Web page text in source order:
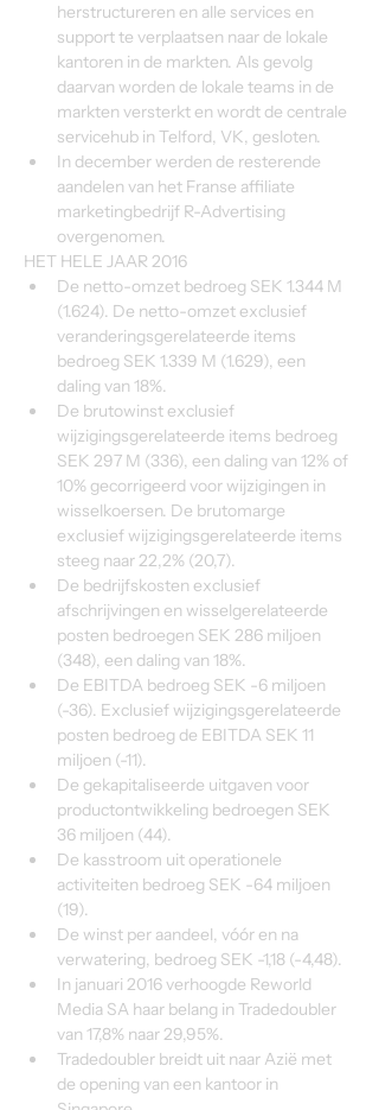
herstructureren en alle services en
support te verplaatsen naar de lokale
kantoren in de markten. Als gevolg
daarvan worden de lokale teams in de
markten versterkt en wordt de centrale
servicehub in Telford, VK, gesloten.
In december werden de resterende
aandelen van het Franse affiliate
marketingbedrijf R-Advertising
overgenomen.
HET HELE JAAR 2016
De netto-omzet bedroeg SEK 1.344 M
(1.624). De netto-omzet exclusief
veranderingsgerelateerde items
bedroeg SEK 1.339 M (1.629), een
daling van 18%.
De brutowinst exclusief
wijzigingsgerelateerde items bedroeg
SEK 297 M (336), een daling van 12% of
10% gecorrigeerd voor wijzigingen in
wisselkoersen. De brutomarge
exclusief wijzigingsgerelateerde items
steeg naar 22,2% (20,7).
De bedrijfskosten exclusief
afschrijvingen en wisselgerelateerde
posten bedroegen SEK 286 miljoen
(348), een daling van 18%.
De EBITDA bedroeg SEK -6 miljoen
(-36). Exclusief wijzigingsgerelateerde
posten bedroeg de EBITDA SEK 11
miljoen (-11).
De gekapitaliseerde uitgaven voor
productontwikkeling bedroegen SEK
36 miljoen (44).
De kasstroom uit operationele
activiteiten bedroeg SEK -64 miljoen
(19).
De winst per aandeel, vóór en na
verwatering, bedroeg SEK -1,18 (-4,48).
In januari 2016 verhoogde Reworld
Media SA haar belang in Tradedoubler
van 17,8% naar 29,95%.
Tradedoubler breidt uit naar Azië met
de opening van een kantoor in